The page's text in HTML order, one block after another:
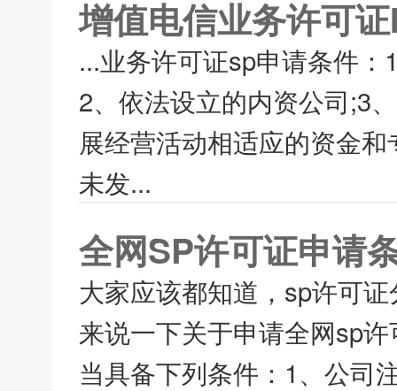
增值电信业务许可
...业务许可证sp申请条件
2、依法设立的内资公司;3
展经营活动相适应的资金
未发...
全网SP许可证申请
大家应该都知道，sp许可
来说一下关于申请全网sp
当具备下列条件：1、公司